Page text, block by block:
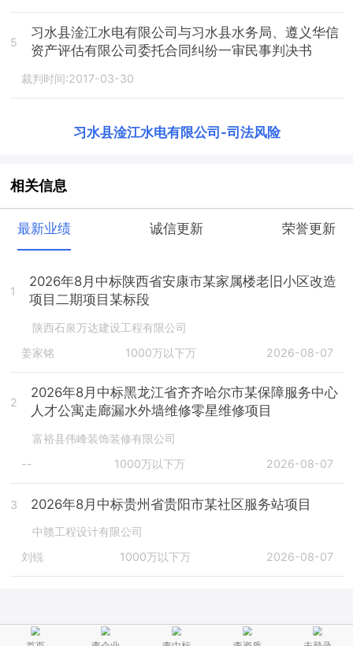
5
习水县淦江水电有限公司与习水县水务局、遵义华信
资产评估有限公司委托合同纠纷一审民事判决书
裁判时间:2017-03-30
习水县淦江水电有限公司 -司法风险
相关信息
最新业绩 诚信更新 荣誉更新
1
2026年8月中标陕西省安康市某家属楼老旧小区改造
项目二期项目某标段
陕西石泉万达建设工程有限公司
姜家铭
1000万以下万 2026-08-07
2
2026年8月中标黑龙江省齐齐哈尔市某保障服务中心
人才公寓走廊漏水外墙维修零星维修项目
富裕县伟峰装饰装修有限公司
--
1000万以下万 2026-08-07
3 2026年8月中标贵州省贵阳市某社区服务站项目
中赣工程设计有限公司
刘锐
1000万以下万 2026-08-07